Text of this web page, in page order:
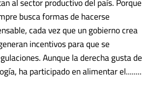
busca formas de hacerse
cada vez que un gobierno crea
incentivos para que se
Aunque la derecha gusta de
ha participado en alimentar el........